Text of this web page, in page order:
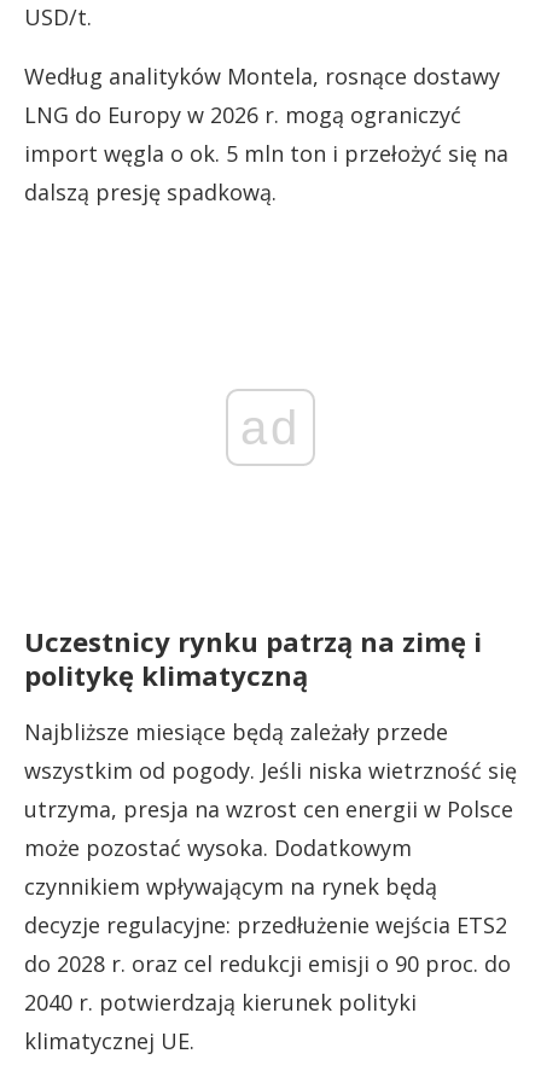
USD/t.
Według analityków Montela, rosnące dostawy
LNG do Europy w 2026 r. mogą ograniczyć
import węgla o ok. 5 mln ton i przełożyć się na
dalszą presję spadkową.
ad
Uczestnicy rynku patrzą na zimę i
politykę klimatyczną
Najbliższe miesiące będą zależały przede
wszystkim od pogody. Jeśli niska wietrzność się
utrzyma, presja na wzrost cen energii w Polsce
może pozostać wysoka. Dodatkowym
czynnikiem wpływającym na rynek będą
decyzje regulacyjne: przedłużenie wejścia ETS2
do 2028 r. oraz cel redukcji emisji o 90 proc. do
2040 r. potwierdzają kierunek polityki
klimatycznej UE.